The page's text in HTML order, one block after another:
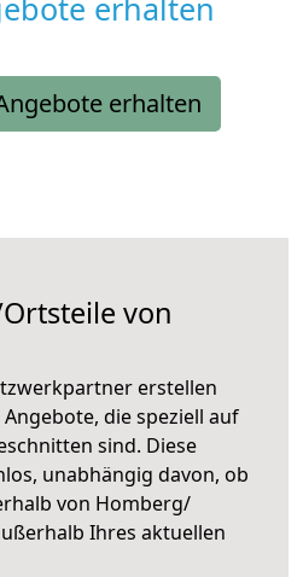
erhalten
erhalten
von
erstellen
die speziell auf
sind. Diese
unabhängig davon, ob
von Homberg/
Ihres aktuellen